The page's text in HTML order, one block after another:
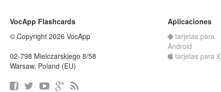
VocApp Flashcards
© Copyright 2026 VocApp
02-798 Mielczarskiego 8/58
Warsaw, Poland (EU)
Aplicaciones
tarjetas para
Android
tarjetas para